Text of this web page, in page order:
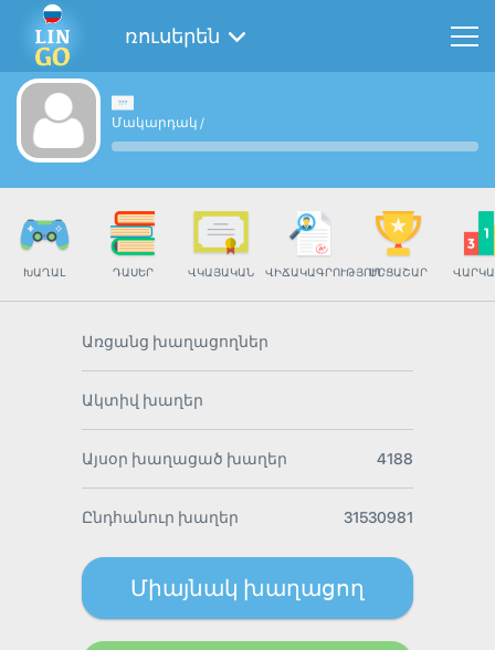
ռուսերեն
Մակարդակ /
ԽԱՂԱԼ ԴԱՍԵՐ ՎԿԱՅԱԿԱՆ ՎԻՃԱԿԱԳՐՈՒԹՅՈՒՆՄՐՑԱՇԱՐ
Առցանց խաղացողներ
Ակտիվ խաղեր
Այսօր խաղացած խաղեր 4188
Ընդհանուր խաղեր 31530981
Միայնակ խաղացող